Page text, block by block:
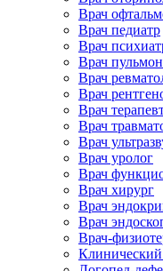
Врач
Врач педиатр
Врач
Врач
Врач
Врач
Врач
Врач
Врач
Врач уролог
Врач
Врач хирург
Врач
Врач
Врач-
Клинический